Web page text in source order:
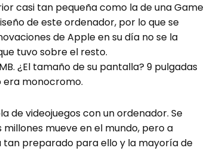
casi tan pequeña como la de una Game
de este ordenador, por lo que se
de Apple en su día no se la
tuvo sobre el resto.
¿El tamaño de su pantalla? 9 pulgadas
era monocromo.
de videojuegos con un ordenador. Se
millones mueve en el mundo, pero a
tan preparado para ello y la mayoría de